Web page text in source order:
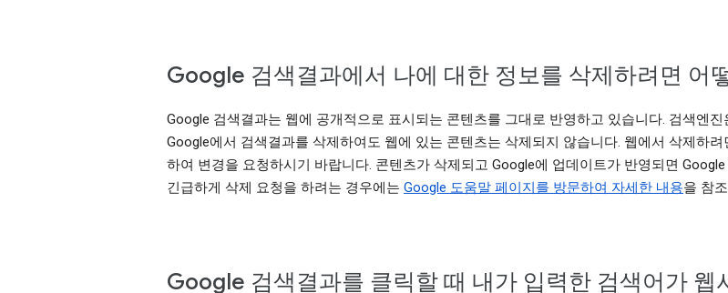
Google 검색결과에서 나에 대한 정보를 삭제하려면 어
Google 검색결과는 웹에 공개적으로 표시되는 콘텐츠를 그대로 반영하고 있습니다. 검색엔
Google에서 검색결과를 삭제하여도 웹에 있는 콘텐츠는 삭제되지 않습니다. 웹에서 삭제하
하여 변경을 요청하시기 바랍니다. 콘텐츠가 삭제되고 Google에 업데이트가 반영되면
긴급하게 삭제 요청을 하려는 경우에는 Google 도움말 페이지를 방문하여 자세한 내용을 참
Google 검색결과를 클릭할 때 내가 입력한 검색어가 웹